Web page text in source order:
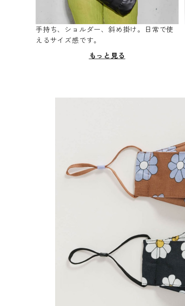
手持ち、ショルダー、斜め掛け。日常で使
えるサイズ感です。
もっと見る